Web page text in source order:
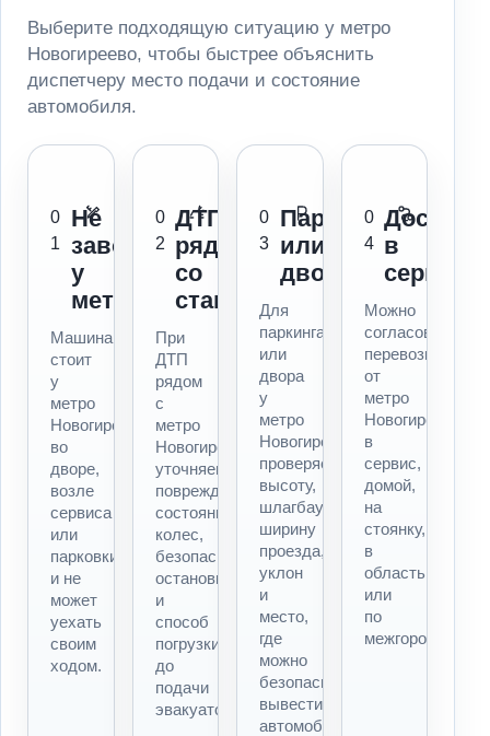
Выберите подходящую ситуацию у метро
Новогиреево, чтобы быстрее объяснить
диспетчеру место подачи и состояние
автомобиля.
0
1
Не
заводится
у
метро
Машина
стоит
у
метро
Новогиреево,
во
дворе,
возле
сервиса
или
парковки
и не
может
уехать
своим
ходом.
0
2
ДТП
рядом
со
станцией
При
ДТП
рядом
с
метро
Новогиреево
уточняем
повреждения,
состояние
колес,
безопасность
остановки
и
способ
погрузки
до
подачи
эвакуатора.
0
3
Паркинг
или
двор
Для
паркинга
или
двора
у
метро
Новогиреево
проверяем
высоту,
шлагбаум,
ширину
проезда,
уклон
и
место,
где
можно
безопасно
вывести
автомобиль.
0
4
в
сервис
Можно
согласовать
перевозку
от
метро
Новогиреево
в
сервис,
домой,
на
стоянку,
в
область
или
по
межгороду.